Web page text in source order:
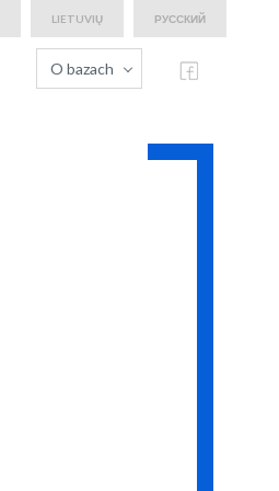
LIETUVIŲ РУССКИЙ
O bazach